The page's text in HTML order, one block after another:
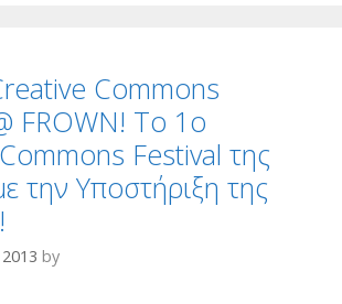
Commons
FROWN! Το 1ο
Festival της
την Υποστήριξη της
by